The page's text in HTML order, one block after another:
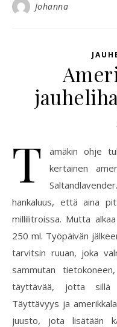
Johanna
T
ämäkin ohje
kertainen
hankaluus, että aina
millilitroissa. Mutta
250 ml. Työpäivän
tarvitsin ruuan, joka
sammutan
täyttävää, jotta sillä
Täyttävyys ja
juusto, jota lisätään